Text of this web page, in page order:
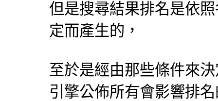
但是搜尋結果排名是依
定而產生的，
至於是經由那些條件來
引擎公佈所有會影響排